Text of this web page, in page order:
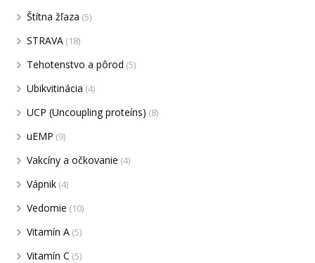
Štítna žľaza (5)
STRAVA (18)
Tehotenstvo a pôrod (5)
Ubikvitinácia (4)
UCP (Uncoupling proteíns) (8)
uEMP (9)
Vakcíny a očkovanie (4)
Vápnik (4)
Vedomie (10)
Vitamín A (5)
Vitamín C (5)